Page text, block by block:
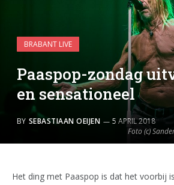
Foto (c)
BRABANT LIVE
Paaspop-zondag
en sensationeel
BY SEBASTIAAN OEIJEN 5 APRIL 2018
Het ding met Paaspop is dat het voorbij